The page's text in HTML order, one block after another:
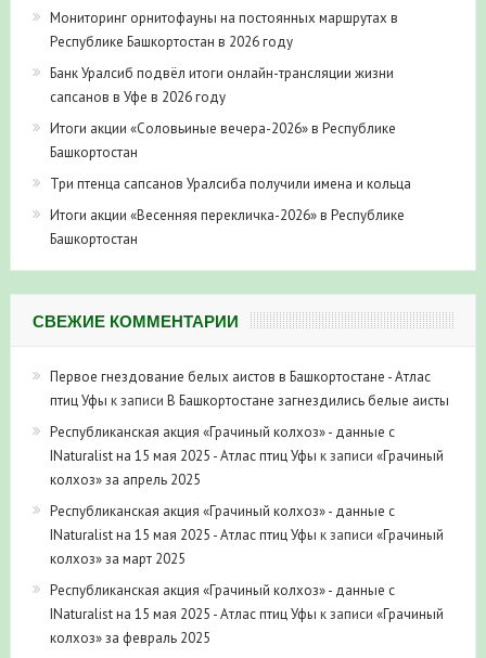
Мониторинг орнитофауны на постоянных маршрутах в
Республике Башкортостан в 2026 году
Банк Уралсиб подвёл итоги онлайн-трансляции жизни
сапсанов в Уфе в 2026 году
Итоги акции «Соловьиные вечера-2026» в Республике
Башкортостан
Три птенца сапсанов Уралсиба получили имена и кольца
Итоги акции «Весенняя перекличка-2026» в Республике
Башкортостан
СВЕЖИЕ КОММЕНТАРИИ
Первое гнездование белых аистов в Башкортостане - Атлас
птиц Уфы к записи В Башкортостане загнездились белые аисты
Республиканская акция «Грачиный колхоз» - данные с
INaturalist на 15 мая 2025 - Атлас птиц Уфы к записи «Грачиный
колхоз» за апрель 2025
Республиканская акция «Грачиный колхоз» - данные с
INaturalist на 15 мая 2025 - Атлас птиц Уфы к записи «Грачиный
колхоз» за март 2025
Республиканская акция «Грачиный колхоз» - данные с
INaturalist на 15 мая 2025 - Атлас птиц Уфы к записи «Грачиный
колхоз» за февраль 2025